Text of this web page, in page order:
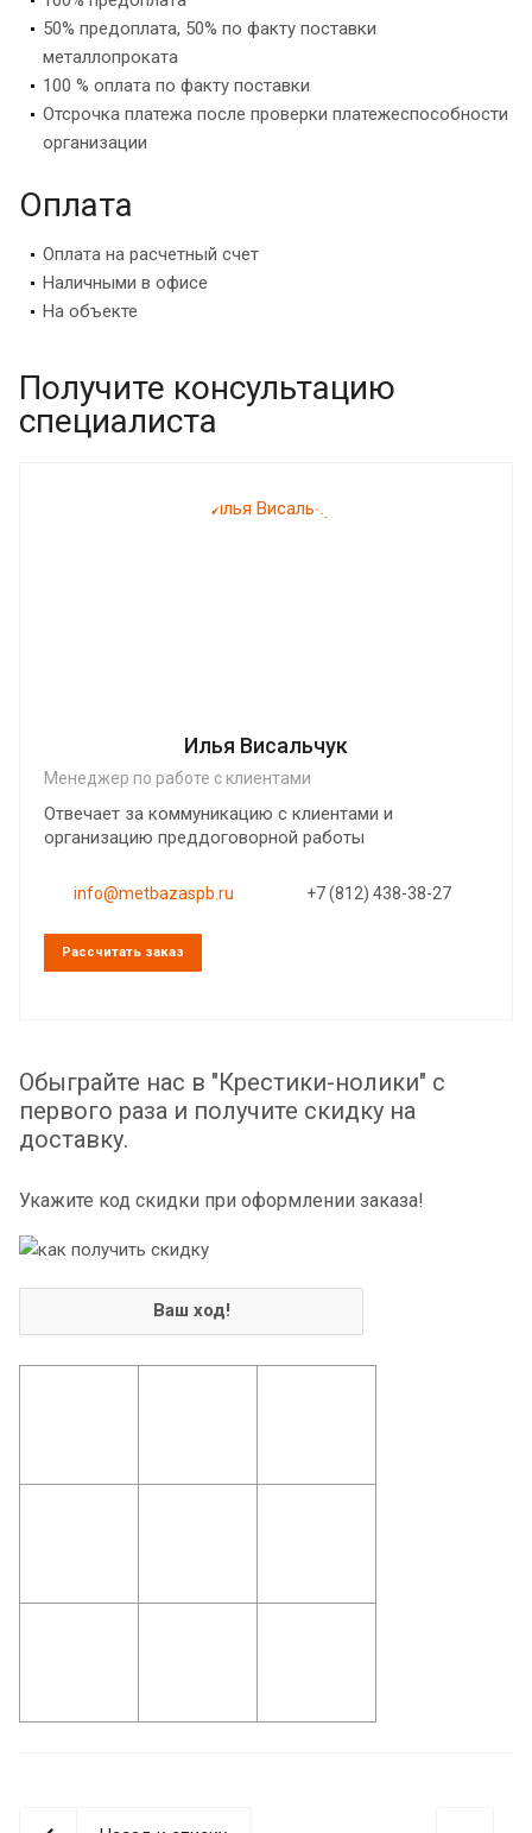
50% предоплата, 50% по факту поставки
металлопроката
100 % оплата по факту поставки
Отсрочка платежа после проверки платежеспособности
организации
Оплата
Оплата на расчетный счет
Наличными в офисе
На объекте
Получите консультацию
специалиста
Илья Висальчук
Менеджер по работе с клиентами
Отвечает за коммуникацию с клиентами и
организацию преддоговорной работы
info@metbazaspb.ru +7 (812) 438-38-27
Рассчитать заказ
Обыграйте нас в "Крестики-нолики" с
первого раза и получите скидку на
доставку.
Укажите код скидки при оформлении заказа!
Ваш ход!